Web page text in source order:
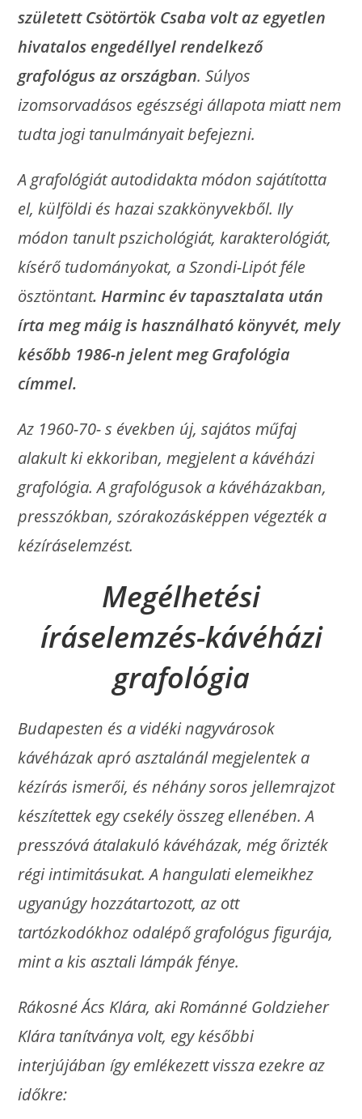
született Csötörtök Csaba volt az egyetlen
hivatalos engedéllyel rendelkező
grafológus az országban. Súlyos
izomsorvadásos egészségi állapota miatt nem
tudta jogi tanulmányait befejezni.
A grafológiát autodidakta módon sajátította
el, külföldi és hazai szakkönyvekből. Ily
módon tanult pszichológiát, karakterológiát,
kísérő tudományokat, a Szondi-Lipót féle
ösztöntant. Harminc év tapasztalata után
írta meg máig is használható könyvét, mely
később 1986-n jelent meg Grafológia
címmel.
Az 1960-70- s években új, sajátos műfaj
alakult ki ekkoriban, megjelent a kávéházi
grafológia. A grafológusok a kávéházakban,
presszókban, szórakozásképpen végezték a
kézíráselemzést.
Megélhetési
íráselemzés-kávéházi
grafológia
Budapesten és a vidéki nagyvárosok
kávéházak apró asztalánál megjelentek a
kézírás ismerői, és néhány soros jellemrajzot
készítettek egy csekély összeg ellenében. A
presszóvá átalakuló kávéházak, még őrizték
régi intimitásukat. A hangulati elemeikhez
ugyanúgy hozzátartozott, az ott
tartózkodókhoz odalépő grafológus figurája,
mint a kis asztali lámpák fénye.
Rákosné Ács Klára, aki Románné Goldzieher
Klára tanítványa volt, egy későbbi
interjújában így emlékezett vissza ezekre az
időkre: